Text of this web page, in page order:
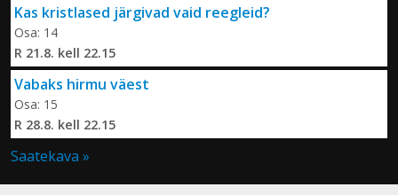
Kas kristlased järgivad vaid reegleid?
Osa: 14
R 21.8. kell 22.15
Vabaks hirmu väest
Osa: 15
R 28.8. kell 22.15
Saatekava »